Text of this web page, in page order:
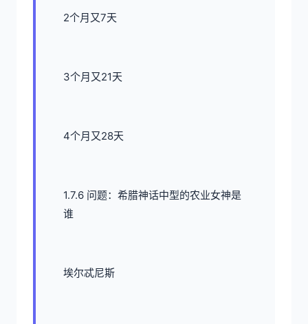
2个月又7天
3个月又21天
4个月又28天
1.7.6 问题：希腊神话中型的农业女神是
谁
埃尔忒尼斯